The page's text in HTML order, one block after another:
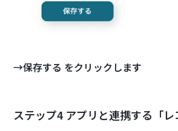
→保存する をクリックします
ステップ4 アプリと連携する「レ